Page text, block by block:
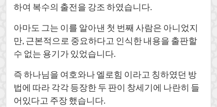
하여 복수의 출전을 강조 하였습니다.
아마도 그는 이를 알아낸 첫 번째 사람은 아니었지
만, 근본적으로 중요하다고 인식한 내용을 출판할
수 없는 용기가 있었습니다.
즉 하나님을 여호와나 엘로힘 이라고 칭하였던 방
법에 따라 각각 등장한 두 판이 창세기에 나란히 들
어있다고 주장 했습니다.